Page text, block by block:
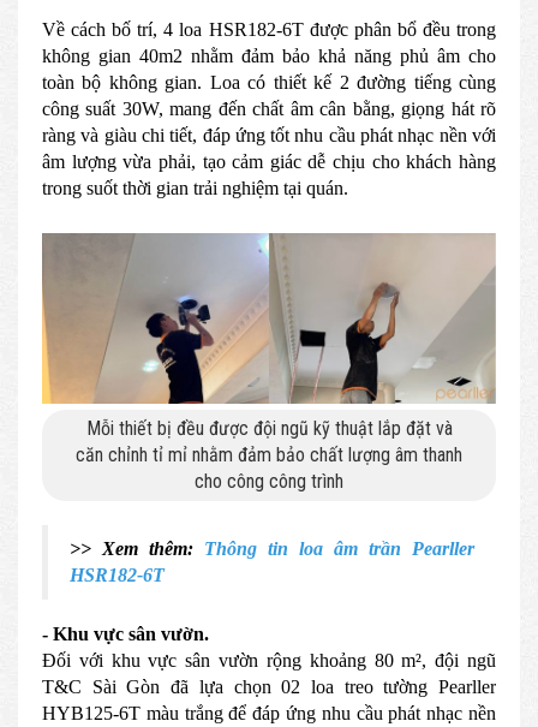
Về cách bố trí, 4 loa HSR182-6T được phân bổ đều trong
không gian 40m2 nhằm đảm bảo khả năng phủ âm cho
toàn bộ không gian. Loa có thiết kế 2 đường tiếng cùng
công suất 30W, mang đến chất âm cân bằng, giọng hát rõ
ràng và giàu chi tiết, đáp ứng tốt nhu cầu phát nhạc nền với
âm lượng vừa phải, tạo cảm giác dễ chịu cho khách hàng
trong suốt thời gian trải nghiệm tại quán.
Mỗi thiết bị đều được đội ngũ kỹ thuật lắp đặt và
căn chỉnh tỉ mỉ nhằm đảm bảo chất lượng âm thanh
cho công công trình
>> Xem thêm: Thông tin loa âm trần Pearller
HSR182-6T
- Khu vực sân vườn.
Đối với khu vực sân vườn rộng khoảng 80 m², đội ngũ
T&C Sài Gòn đã lựa chọn 02 loa treo tường Pearller
HYB125-6T màu trắng để đáp ứng nhu cầu phát nhạc nền